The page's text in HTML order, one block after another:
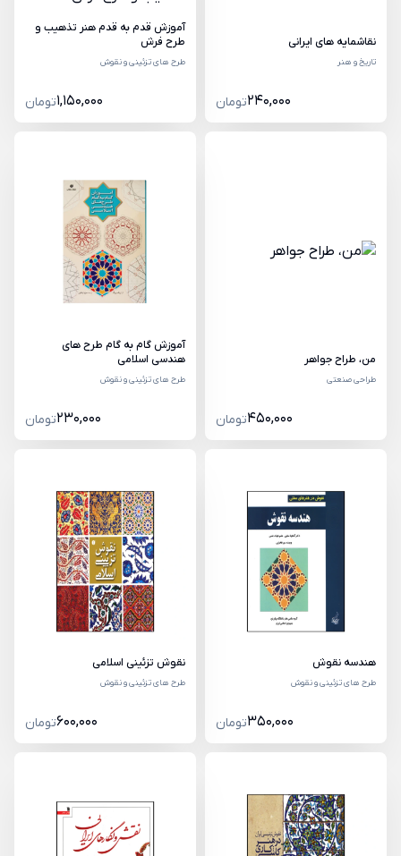
نقاشمایه های ایرانی
تاریخ و هنر
240,000تومان
آموزش قدم به قدم هنر تذهیب و
طرح فرش
طرح های تزئینی و نقوش
1,150,000تومان
من، طراح جواهر
طراحی صنعتی
450,000تومان
آموزش گام به گام طرح های
هندسی اسلامی
طرح های تزئینی و نقوش
230,000تومان
هندسه نقوش
طرح های تزئینی و نقوش
350,000تومان
نقوش تزئینی اسلامی
طرح های تزئینی و نقوش
600,000تومان